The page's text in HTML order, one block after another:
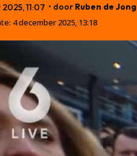
11:07 • door Ruben de Jong
4 december 2025, 13:18